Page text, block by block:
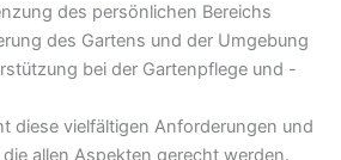
des persönlichen Bereichs
des Gartens und der Umgebung
bei der Gartenpflege und -
diese vielfältigen Anforderungen und
allen Aspekten gerecht werden.